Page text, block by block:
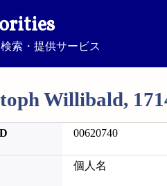
索・提供サービス
Willibald,
00620740
個人名